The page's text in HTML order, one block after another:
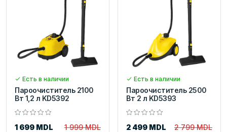
Есть в наличии
Пароочиститель 2100
Вт 1,2 л KD5392
1 699 MDL 1 999 MDL
Есть в наличии
Пароочиститель 2500
Вт 2 л KD5393
2 499 MDL 2 799 MDL